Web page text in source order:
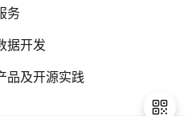
务
据开发
品及开源实践